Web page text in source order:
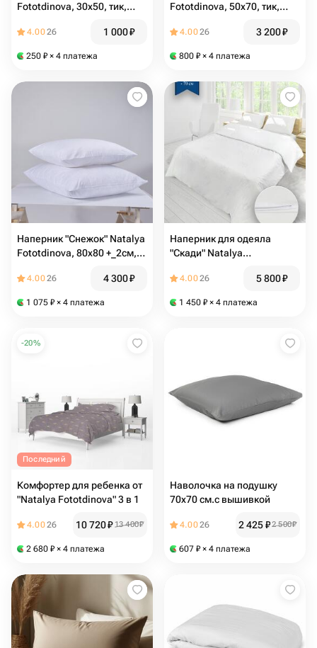
Fototdinova, 30х50, тик,
4.0026 1 000₽
250 ₽ × 4 платежа
Fototdinova, 50х70, тик,
4.0026 3 200₽
800 ₽ × 4 платежа
Наперник "Снежок" Natalya
Fototdinova, 80х80 +_2см,
4.0026 4 300₽
1 075 ₽ × 4 платежа
Наперник для одеяла
"Скади" Natalya
потайная молния
4.0026 5 800₽
1 450 ₽ × 4 платежа
-20%
Последний
Комфортер для ребенка от
"Natalya Fototdinova" 3 в 1
4.0026 10 720₽ 13 400₽
2 680 ₽ × 4 платежа
Наволочка на подушку
70х70 см.с вышивкой
4.0026 2 425₽2 500₽
607 ₽ × 4 платежа